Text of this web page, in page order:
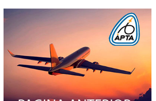
SEGURIDAD AÉREA
TURISMO Y RECREACIÓN
VIDEOS